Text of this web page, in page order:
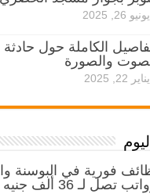
يونيو 26, 2025
الكاملة حول حادثة
والصورة
يناير 22, 2025
فورية في البوسنة
تصل لـ 36 ألف جنيه